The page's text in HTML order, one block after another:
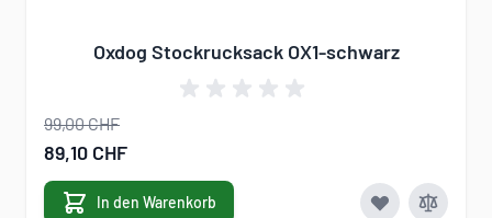
Oxdog Stockrucksack OX1-schwarz
99,00 CHF
Sonderangebot
89,10 CHF
In den Warenkorb